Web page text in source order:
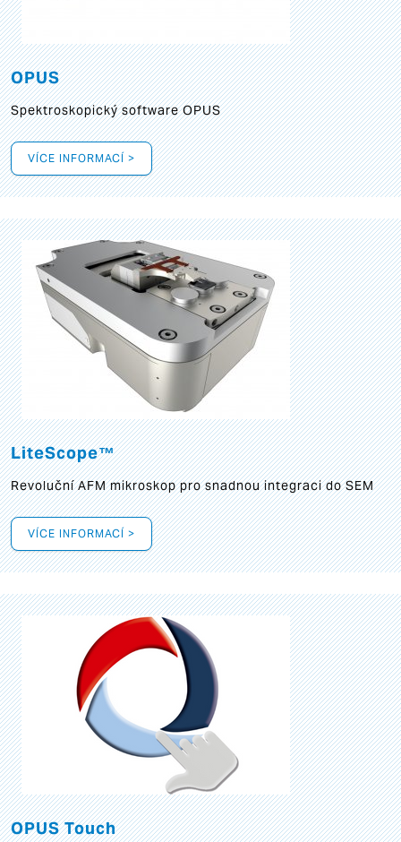
OPUS
Spektroskopický software OPUS
VÍCE INFORMACÍ >
LiteScope™
Revoluční AFM mikroskop pro snadnou integraci do SEM
VÍCE INFORMACÍ >
OPUS Touch